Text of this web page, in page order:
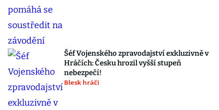
Šéf Vojenského zpravodajství exkluzivně v
Hráčích: Česku hrozil vyšší stupeň
nebezpečí!
Blesk hráči